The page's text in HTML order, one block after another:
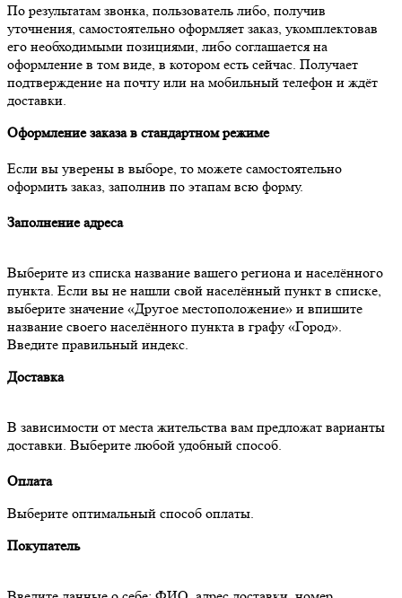
По результатам звонка, пользователь либо, получив
уточнения, самостоятельно оформляет заказ, укомплектовав
его необходимыми позициями, либо соглашается на
оформление в том виде, в котором есть сейчас. Получает
подтверждение на почту или на мобильный телефон и ждёт
доставки.
Оформление заказа в стандартном режиме
Если вы уверены в выборе, то можете самостоятельно
оформить заказ, заполнив по этапам всю форму.
Заполнение адреса
Выберите из списка название вашего региона и населённого
пункта. Если вы не нашли свой населённый пункт в списке,
выберите значение «Другое местоположение» и впишите
название своего населённого пункта в графу «Город».
Введите правильный индекс.
Доставка
В зависимости от места жительства вам предложат варианты
доставки. Выберите любой удобный способ.
Оплата
Выберите оптимальный способ оплаты.
Покупатель